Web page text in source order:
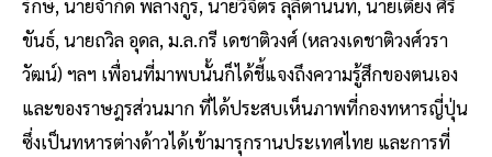
รักษ์, นายจำกัด พลางกูร, นายวิจิตร ลุลิตานนท์, นายเตียง ศิริ
ขันธ์, นายถวิล อุดล, ม.ล.กรี เดชาติวงศ์ (หลวงเดชาติวงศ์วรา
วัฒน์) ฯลฯ เพื่อนที่มาพบนั้นก็ได้ชี้แจงถึงความรู้สึกของตนเอง
และของราษฎรส่วนมาก ที่ได้ประสบเห็นภาพที่กองทหารญี่ปุ่น
ซึ่งเป็นทหารต่างด้าวได้เข้ามารุกรานประเทศไทย และการที่